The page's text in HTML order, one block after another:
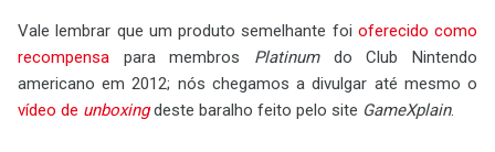
Vale lembrar que um produto semelhante foi oferecido como
recompensa para membros Platinumdo Club Nintendo
americano em 2012; nós chegamos a divulgar até mesmo o
vídeo de unboxingdeste baralho feito pelo site GameXplain.